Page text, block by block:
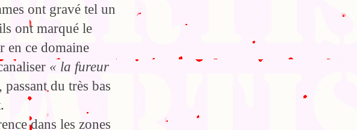
ont gravé tel un
ont marqué le
en ce domaine
« la fureur
passant du très bas
dans les zones